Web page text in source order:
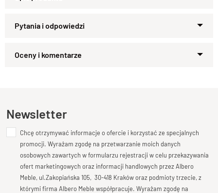
Zapytaj o produkt
Dodaj opinię o produkcie
Twoja ocena
Bardzo dobry
Twoja opinia o produkcie
Newsletter
Chcę otrzymywać informacje o ofercie i korzystać ze specjalnych
promocji. Wyrażam zgodę na przetwarzanie moich danych
osobowych zawartych w formularzu rejestracji w celu przekazywania
ofert marketingowych oraz informacji handlowych przez Albero
Meble, ul.Zakopiańska 105, 30-418 Kraków oraz podmioty trzecie, z
którymi firma Albero Meble współpracuje. Wyrażam zgodę na